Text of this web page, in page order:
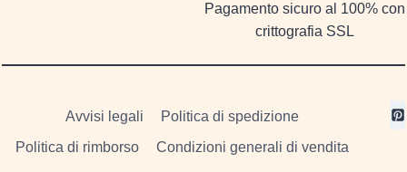
Pagamento sicuro al 100% con
crittografia SSL
Avvisi legali Politica di spedizione
Politica di rimborso Condizioni generali di vendita